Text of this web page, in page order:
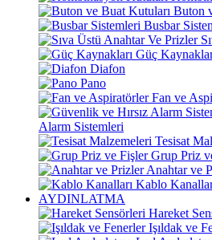
Buton
Busbar
Güç
Diafon
Pano
Fan ve
Alarm Sistemleri
Tesisat
Grup Priz
Anahtar ve
Kablo
AYDINLATMA
Hareket
Işıldak ve